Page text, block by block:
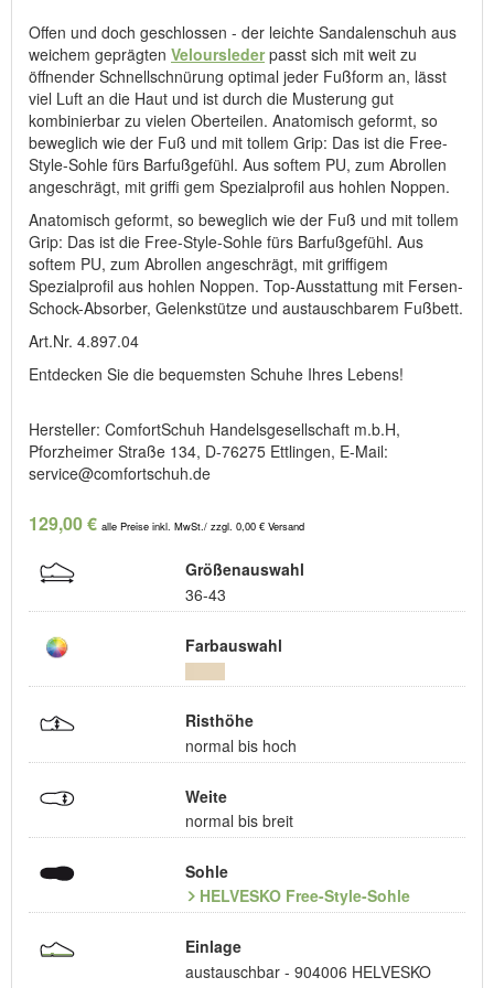
Offen und doch geschlossen - der leichte Sandalenschuh aus
weichem geprägten Velourslederpasst sich mit weit zu
öffnender Schnellschnürung optimal jeder Fußform an, lässt
viel Luft an die Haut und ist durch die Musterung gut
kombinierbar zu vielen Oberteilen. Anatomisch geformt, so
beweglich wie der Fuß und mit tollem Grip: Das ist die Free-
Style-Sohle fürs Barfußgefühl. Aus softem PU, zum Abrollen
angeschrägt, mit griffi gem Spezialprofil aus hohlen Noppen.
Anatomisch geformt, so beweglich wie der Fuß und mit tollem
Grip: Das ist die Free-Style-Sohle fürs Barfußgefühl. Aus
softem PU, zum Abrollen angeschrägt, mit griffigem
Spezialprofil aus hohlen Noppen. Top-Ausstattung mit Fersen-
Schock-Absorber, Gelenkstütze und austauschbarem Fußbett.
Art.Nr. 4.897.04
Entdecken Sie die bequemsten Schuhe Ihres Lebens!
Hersteller: ComfortSchuh Handelsgesellschaft m.b.H,
Pforzheimer Straße 134, D-76275 Ettlingen, E-Mail:
service@comfortschuh.de
129,00 € alle Preise inkl. MwSt./ zzgl. 0,00 € Versand
Größenauswahl
36-43
Farbauswahl
Risthöhe
normal bis hoch
Weite
normal bis breit
Sohle
HELVESKO Free-Style-Sohle
Einlage
austauschbar - 904006 HELVESKO